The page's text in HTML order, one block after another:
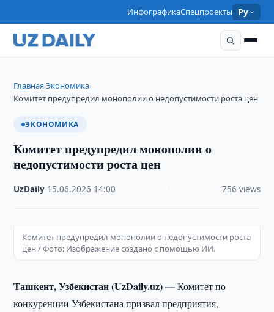
ИнфографикаСпецпроекты Ру
Главная›Экономика›
Комитет предупредил монополии о недопустимости роста цен
ЭКОНОМИКА
Комитет предупредил монополии о
недопустимости роста цен
UzDaily 15.06.2026 14:00 756 views
Комитет предупредил монополии о недопустимости роста
цен / Фото: Изображение создано с помощью ИИ.
Ташкент, Узбекистан (UzDaily.uz) —Комитет по
конкуренции Узбекистана призвал предприятия,